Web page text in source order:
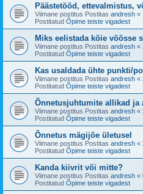
Päästetööd, ettevalmistus,
Viimane postitus Postitas andresh «
Postitatud Õpime teiste vigadest
Miks eelistada köie vöösse
Viimane postitus Postitas andresh «
Postitatud Õpime teiste vigadest
Kas usaldada ühte punkti/
Viimane postitus Postitas andresh «
Postitatud Õpime teiste vigadest
Õnnetusjuhtumite allikad ja
Viimane postitus Postitas andresh «
Postitatud Õpime teiste vigadest
Õnnetus mägijõe ületusel
Viimane postitus Postitas andresh «
Postitatud Õpime teiste vigadest
Kanda kiivrit või mitte?
Viimane postitus Postitas andresh «
Postitatud Õpime teiste vigadest